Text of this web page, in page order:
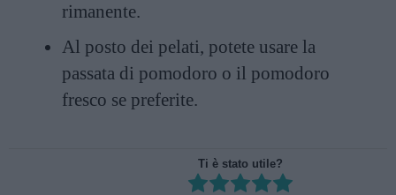
rimanente.
Al posto dei pelati, potete usare la
passata di pomodoro o il pomodoro
fresco se preferite.
Ti è stato utile?
Rate this item: